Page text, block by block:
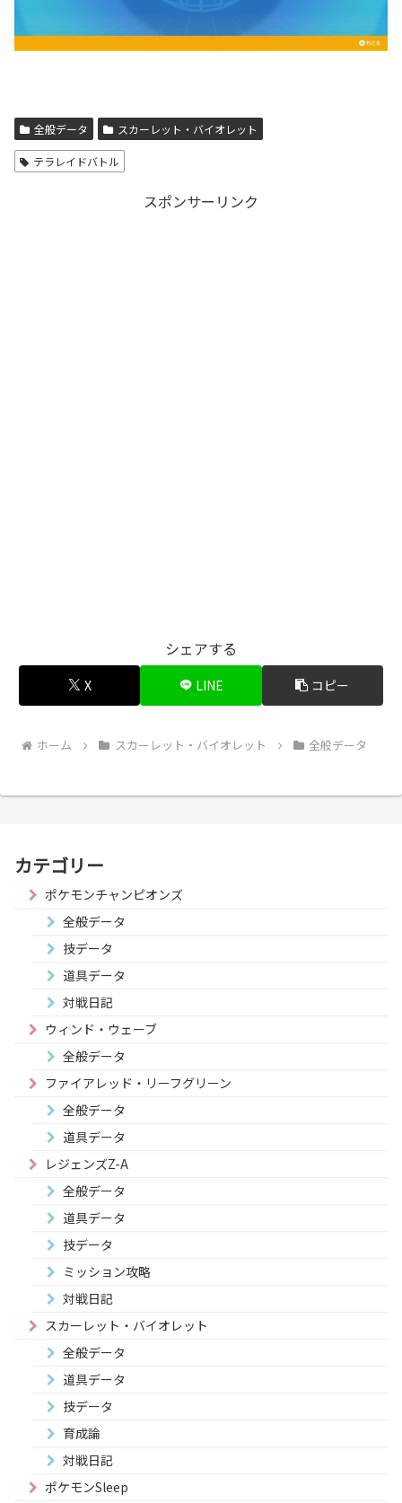
全般データ スカーレット・バイオレット
テラレイドバトル
スポンサーリンク
シェアする
X LINE コピー
ホーム スカーレット・バイオレット 全般データ
カテゴリー
ポケモンチャンピオンズ
全般データ
技データ
道具データ
対戦日記
ウィンド・ウェーブ
全般データ
ファイアレッド・リーフグリーン
全般データ
道具データ
レジェンズZ-A
全般データ
道具データ
技データ
ミッション攻略
対戦日記
スカーレット・バイオレット
全般データ
道具データ
技データ
育成論
対戦日記
ポケモンSleep